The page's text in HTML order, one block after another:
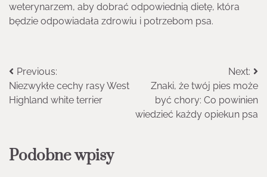
weterynarzem, aby dobrać odpowiednią dietę, która
będzie odpowiadała zdrowiu i potrzebom psa.
Nawigacja
wpisu
Previous:
Niezwykłe cechy rasy West
Highland white terrier
Next:
Znaki, że twój pies może
być chory: Co powinien
wiedzieć każdy opiekun psa
Podobne wpisy